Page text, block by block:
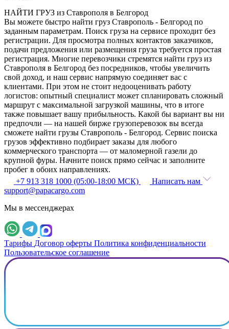
НАЙТИ ГРУЗ из Ставрополя в Белгород
Вы можете быстро найти груз Ставрополь - Белгород по
заданным параметрам. Поиск груза на сервисе проходит без
регистрации. Для просмотра полных контактов заказчиков,
подачи предложения или размещения груза требуется простая
регистрация. Многие перевозчики стремятся найти груз из
Ставрополя в Белгород без посредников, чтобы увеличить
свой доход, и наш сервис напрямую соединяет вас с
клиентами. При этом не стоит недооценивать работу
логистов: опытный специалист может спланировать сложный
маршрут с максимальной загрузкой машины, что в итоге
также повышает вашу прибыльность. Какой бы вариант вы ни
предпочли — на нашей бирже грузоперевозок вы всегда
сможете найти грузы Ставрополь - Белгород. Сервис поиска
грузов эффективно подбирает заказы для любого
коммерческого транспорта — от маломерной газели до
крупной фуры. Начните поиск прямо сейчас и заполните
пробег в обоих направлениях.
+7 913 318 1000 (05:00-18:00 МСК)
Написать нам
support@papacargo.com
Мы в мессенджерах
Тарифы Договор оферты Политика конфиденциальности
Пользовательское соглашение